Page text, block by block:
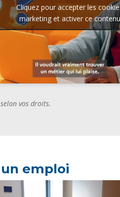
Cliquez pour accepter les
marketing et activer ce contenu
vos droits.
emploi